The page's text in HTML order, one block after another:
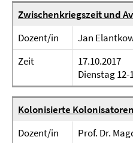
Zwischenkriegszeit und
Dozent/in
Jan
Zeit
17.10.2017
Dienstag 12-
Kolonisierte
Dozent/in
Prof. Dr.